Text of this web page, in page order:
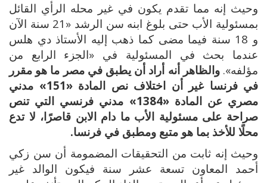
وحيث إنه مما تقدم يكون في غير محله الرأي القائل
بمسئولية الأب حتى بلوغ ابنه سن الرشد «21 سنة الآن
و 18 سنة فيما مضى كما ذهب إليه الأستاذ دي هلس
عندما بحث في المسئولية في «الجزء الرابع من
مؤلفه».والظاهر أنه أراد أن يطبق في مصر ما هو مقرر
في فرنسا غير أن اختلاف نص المادة «151» مدني
مصري عن المادة «1384» مدني فرنسي التي تنص
صراحة على مسئولية الأب ما دام الابن قاصرًا، لا تدع
محلًا للأخذ بما هو متبع ومطبق في فرنسا.
وحيث إنه ثابت من التحقيقات المضمومة أن سن زكي
أحمد المعاون تسعة عشر سنة فيكون الوالد غير